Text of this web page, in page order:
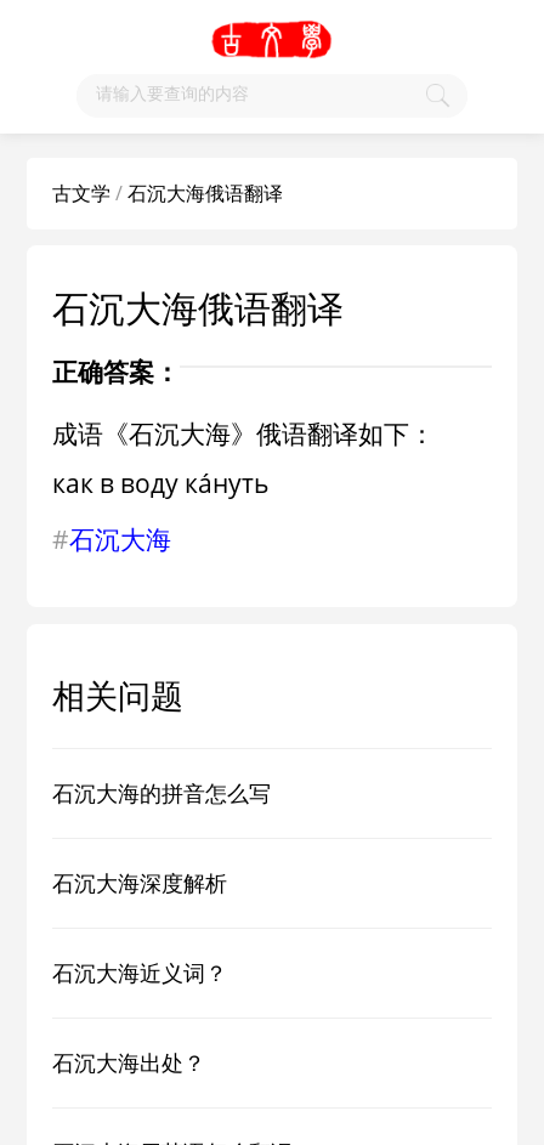
古文学 /石沉大海俄语翻译
石沉大海俄语翻译
正确答案：
成语《石沉大海》俄语翻译如下：
как в воду кáнуть
#石沉大海
相关问题
石沉大海的拼音怎么写
石沉大海深度解析
石沉大海近义词？
石沉大海出处？